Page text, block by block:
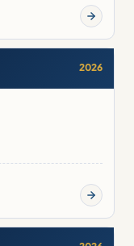
2026